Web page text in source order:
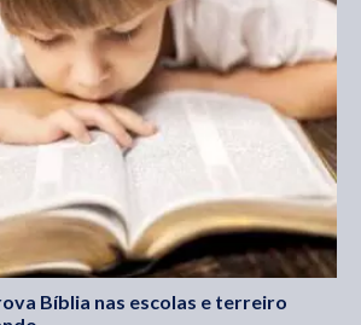
Bíblia nas escolas e terreiro